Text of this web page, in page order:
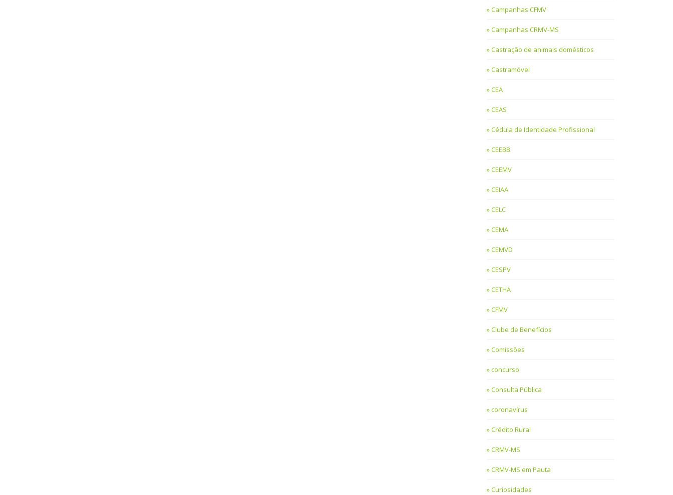
Campanhas CFMV
Campanhas CRMV-MS
Castração de animais domésticos
Castramóvel
CEA
CEAS
Cédula de Identidade Profissional
CEEBB
CEEMV
CEIAA
CELC
CEMA
CEMVD
CESPV
CETHA
CFMV
Clube de Benefícios
Comissões
concurso
Consulta Pública
coronavírus
Crédito Rural
CRMV-MS
CRMV-MS em Pauta
Curiosidades